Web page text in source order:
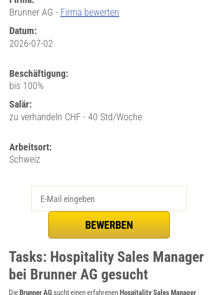
Brunner AG - Firma bewerten
Datum:
2026-07-02
Beschäftigung:
bis 100%
Salär:
zu verhandeln CHF - 40 Std/Woche
Arbeitsort:
Schweiz
Tasks: Hospitality Sales Manager
bei Brunner AG gesucht
DieBrunner AG sucht einen erfahrenenHospitality Sales Manager